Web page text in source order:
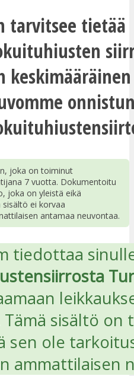
tarvitsee tietää
joka on toiminut
7 vuotta. Dokumentoitu
joka on yleistä eikä
ei korvaa
antamaa neuvontaa.
tiedottaa
Tämä sisältö
sen ole
ammattilaisen